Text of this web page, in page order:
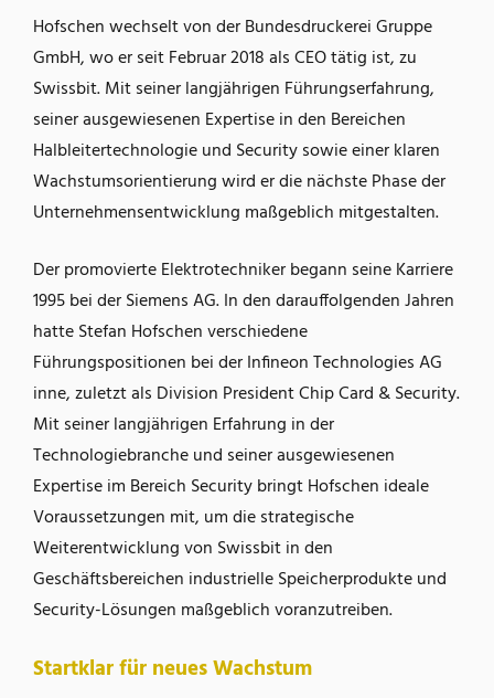
Hofschen wechselt von der Bundesdruckerei Gruppe
GmbH, wo er seit Februar 2018 als CEO tätig ist, zu
Swissbit. Mit seiner langjährigen Führungserfahrung,
seiner ausgewiesenen Expertise in den Bereichen
Halbleitertechnologie und Security sowie einer klaren
Wachstumsorientierung wird er die nächste Phase der
Unternehmensentwicklung maßgeblich mitgestalten.
Der promovierte Elektrotechniker begann seine Karriere
1995 bei der Siemens AG. In den darauffolgenden Jahren
hatte Stefan Hofschen verschiedene
Führungspositionen bei der Infineon Technologies AG
inne, zuletzt als Division President Chip Card & Security.
Mit seiner langjährigen Erfahrung in der
Technologiebranche und seiner ausgewiesenen
Expertise im Bereich Security bringt Hofschen ideale
Voraussetzungen mit, um die strategische
Weiterentwicklung von Swissbit in den
Geschäftsbereichen industrielle Speicherprodukte und
Security-Lösungen maßgeblich voranzutreiben.
Startklar für neues Wachstum